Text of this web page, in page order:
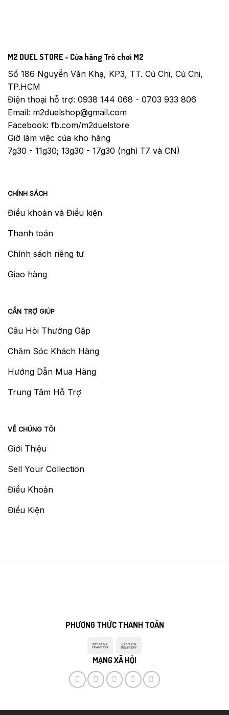
M2 DUEL STORE - Cửa hàng Trò chơi M2
Số 186 Nguyễn Văn Khạ, KP3, TT. Củ Chi, Củ Chi,
TP.HCM
Điện thoại hỗ trợ: 0938 144 068 - 0703 933 806
Email: m2duelshop@gmail.com
Facebook: fb.com/m2duelstore
Giờ làm việc của kho hàng
7g30 - 11g30; 13g30 - 17g30 (nghỉ T7 và CN)
CHÍNH SÁCH
Điều khoản và Điều kiện
Thanh toán
Chính sách riêng tư
Giao hàng
CẦN TRỢ GIÚP
Câu Hỏi Thường Gặp
Chăm Sóc Khách Hàng
Hướng Dẫn Mua Hàng
Trung Tâm Hỗ Trợ
VỀ CHÚNG TÔI
Giới Thiệu
Sell Your Collection
Điều Khoản
Điều Kiện
PHƯƠNG THỨC THANH TOÁN
Bank
Transfer
Delivery
MẠNG XÃ HỘI